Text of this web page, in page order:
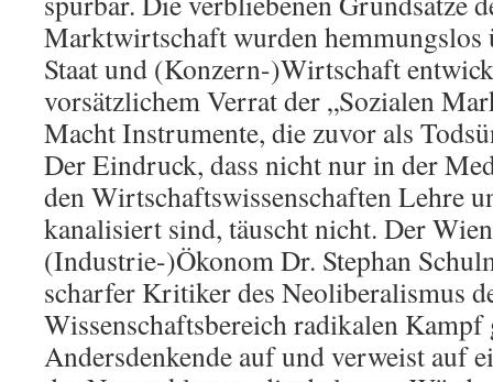
Marktwirtschaft wurden hemmungslos
Staat und (Konzern-)Wirtschaft
vorsätzlichem Verrat der „Sozialen
Macht Instrumente, die zuvor als
Der Eindruck, dass nicht nur in der
den Wirtschaftswissenschaften Lehre
kanalisiert sind, täuscht nicht. Der
(Industrie-)Ökonom Dr. Stephan
scharfer Kritiker des Neoliberalismus
Wissenschaftsbereich radikalen Kampf
Andersdenkende auf und verweist auf